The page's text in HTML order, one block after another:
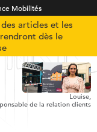
Mobilités
articles et les
dès le
Louise,
de la relation clients